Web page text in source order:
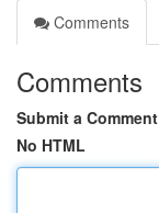
Comments
Comments
Submit a Comment
No HTML